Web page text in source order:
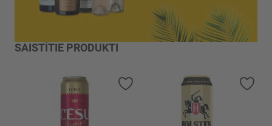
SAISTĪTIE PRODUKTI
Pievienot vēlmju sarakstam